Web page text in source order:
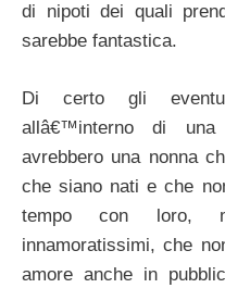
di nipoti dei quali
sarebbe fantastica.
Di certo gli
allâ€™interno di
avrebbero una nonna
che siano nati e che
tempo con loro,
innamoratissimi, che
amore anche in